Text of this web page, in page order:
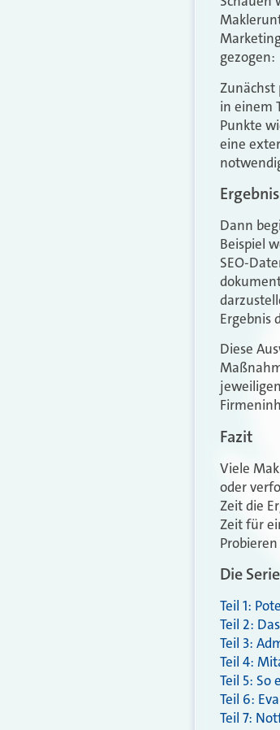
gezogen:
Zunächst
in einem
Punkte
eine
Dann
Beispiel
SEO-
Ergebnis
Diese
Fazit
Viele
oder
Zeit die
Zeit für
Die
Teil 1:
Teil 2:
Teil 3:
Teil 4:
Teil 5:
Teil 6:
Teil 7: